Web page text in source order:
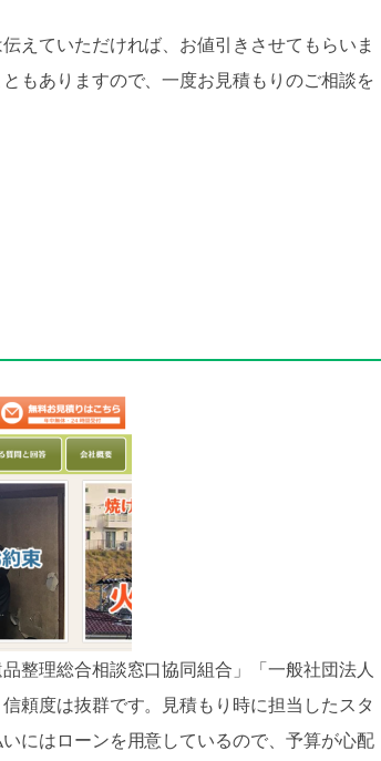
えていただければ、お値引きさせてもらいま
もありますので、一度お見積もりのご相談を
整理総合相談窓口協同組合」「一般社団法人
頼度は抜群です。見積もり時に担当したスタ
にはローンを用意しているので、予算が心配